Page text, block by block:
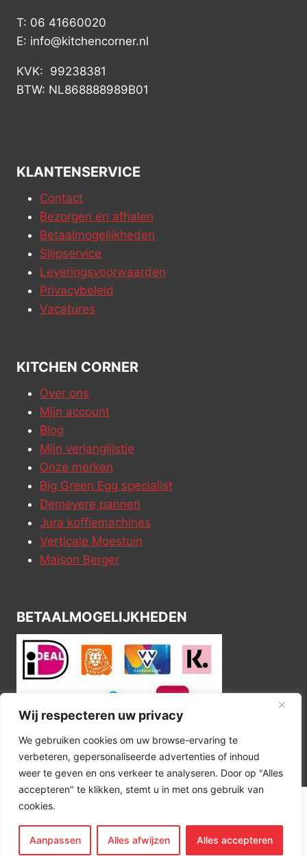
Wij respecteren uw privacy
We gebruiken cookies om uw browse-ervaring te
verbeteren, gepersonaliseerde advertenties of inhoud
weer te geven en ons verkeer te analyseren. Door op "Alles
accepteren" te klikken, stemt u in met ons gebruik van
cookies.
Aanpassen Alles afwijzen Alles accepteren
T: 06 41660020
E: info@kitchencorner.nl
KVK: 99238381
BTW: NL868888989B01
KLANTENSERVICE
Contact
Bezorgen en afhalen
Betaalmogelijkheden
Slijpservice
Leveringsvoorwaarden
Privacybeleid
Vacatures
KITCHEN CORNER
Over ons
Mijn account
Blog
Mijn verlanglijstje
Onze merken
Big Green Egg specialist
Demeyere pannen
Jura koffiemachines
Verticale Moestuin
Maison Berger
BETAALMOGELIJKHEDEN
© 2026 Kitchen Corner